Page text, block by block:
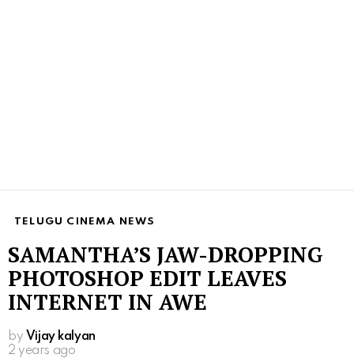
TELUGU CINEMA NEWS
SAMANTHA’S JAW-DROPPING
PHOTOSHOP EDIT LEAVES
INTERNET IN AWE
by Vijay kalyan
2 years ago